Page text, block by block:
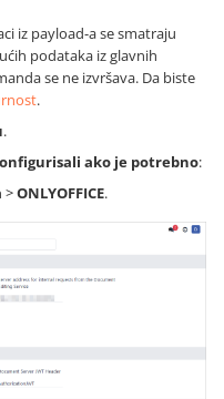
iz payload-a se smatraju
podataka iz glavnih
se ne izvršava. Da biste
.
.
ako je potrebno:
>ONLYOFFICE.